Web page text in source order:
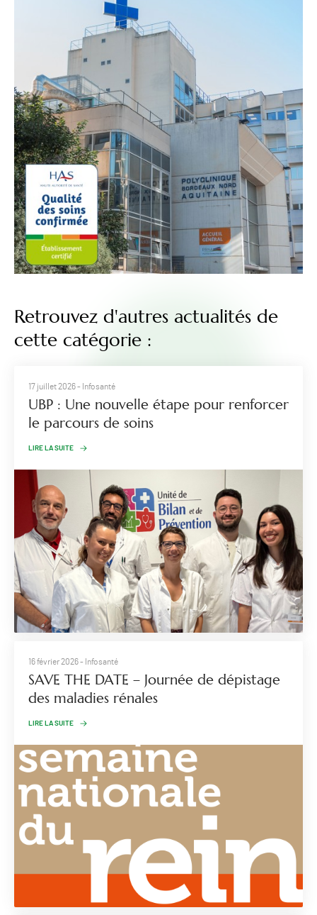
Retrouvez d'autres actualités de
cette catégorie :
17 juillet 2026- Infosanté
UBP : Une nouvelle étape pour renforcer
le parcours de soins
LIRE LA SUITE
16 février 2026- Infosanté
SAVE THE DATE – Journée de dépistage
des maladies rénales
LIRE LA SUITE